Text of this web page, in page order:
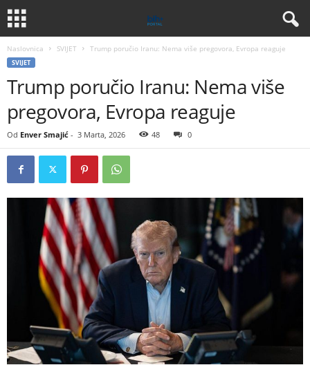
Naslovnica SVIJET Trump poručio Iranu: Nema više pregovora, Evropa reaguje
SVIJET
Trump poručio Iranu: Nema više
pregovora, Evropa reaguje
Od Enver Smajić - 3 Marta, 2026 48 0